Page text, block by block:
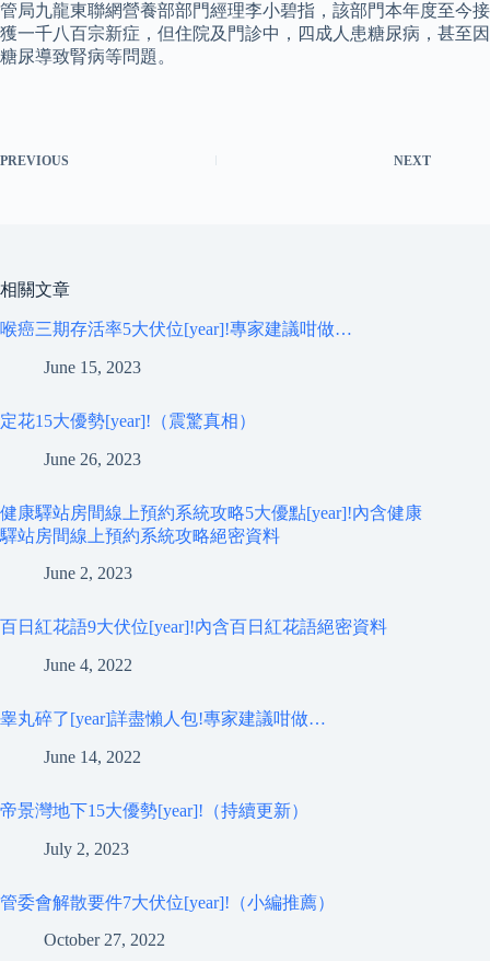
管局九龍東聯網營養部部門經理李小碧指，該部門本年度至今接
獲一千八百宗新症，但住院及門診中，四成人患糖尿病，甚至因
糖尿導致腎病等問題。
PREVIOUS NEXT
相關文章
喉癌三期存活率5大伏位[year]!專家建議咁做…
June 15, 2023
定花15大優勢[year]!（震驚真相）
June 26, 2023
健康驛站房間線上預約系統攻略5大優點[year]!內含健康
驛站房間線上預約系統攻略絕密資料
June 2, 2023
百日紅花語9大伏位[year]!內含百日紅花語絕密資料
June 4, 2022
睾丸碎了[year]詳盡懶人包!專家建議咁做…
June 14, 2022
帝景灣地下15大優勢[year]!（持續更新）
July 2, 2023
管委會解散要件7大伏位[year]!（小編推薦）
October 27, 2022